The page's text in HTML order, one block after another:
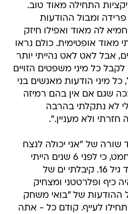
התחילה מאוד טוב.
ומבול ההודעות
לה מאוד ואפילו חיזק
מאוד אופטימית. כולם נראו
אבל לאט לאט נהייתי יותר
כל מיני משפטים הזויים
מיני הודעות מאנשים בני
שגם אם אין בהם רמיזה
לא נתקלתי בהרבה
ולא מעניין.".
שורה של "אני יכולה לנצח
אותך ב - אז כתבתי שחמט, כי לפני 6 שנים הייתי
אלופת הארץ לנשים עד גיל 16. קיבלתי ים של
כיף ופלרטטני ומצחיק
ההודעות של "בואי משחק
לעייף. קודם כל - אתה